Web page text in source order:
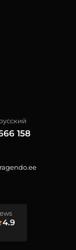
158
4.9